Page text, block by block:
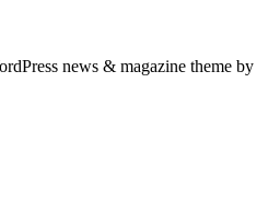
news & magazine theme by